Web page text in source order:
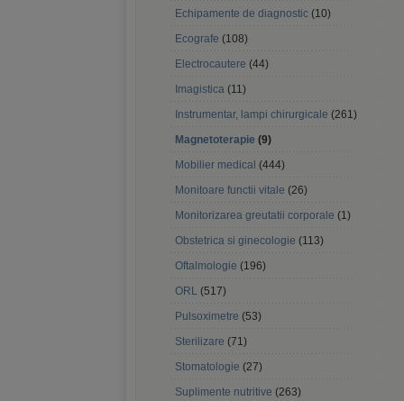
Echipamente de diagnostic (10)
Ecografe (108)
Electrocautere (44)
Imagistica (11)
Instrumentar, lampi chirurgicale (261)
Magnetoterapie (9)
Mobilier medical (444)
Monitoare functii vitale (26)
Monitorizarea greutatii corporale (1)
Obstetrica si ginecologie (113)
Oftalmologie (196)
ORL (517)
Pulsoximetre (53)
Sterilizare (71)
Stomatologie (27)
Suplimente nutritive (263)